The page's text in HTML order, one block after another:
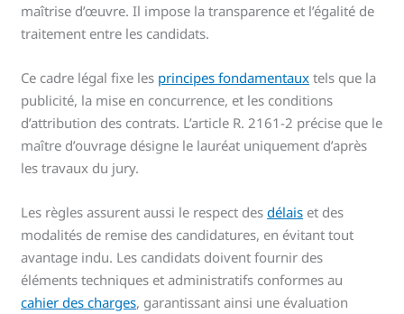
maîtrise d’œuvre. Il impose la transparence et l’égalité de
traitement entre les candidats.
Ce cadre légal fixe les principes fondamentaux tels que la
publicité, la mise en concurrence, et les conditions
d’attribution des contrats. L’article R. 2161-2 précise que le
maître d’ouvrage désigne le lauréat uniquement d’après
les travaux du jury.
Les règles assurent aussi le respect desdélais et des
modalités de remise des candidatures, en évitant tout
avantage indu. Les candidats doivent fournir des
éléments techniques et administratifs conformes au
cahier des charges, garantissant ainsi une évaluation